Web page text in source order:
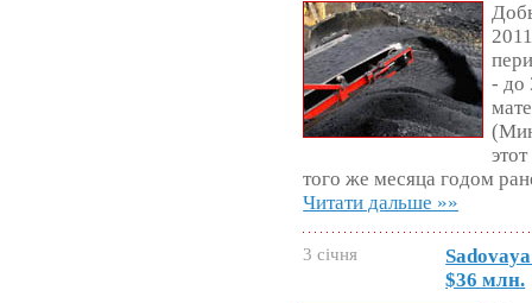
- до
того же месяца годом
Читати дальше »»
3 січня
$36 млн.